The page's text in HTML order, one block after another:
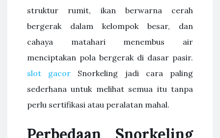
struktur rumit, ikan berwarna cerah
bergerak dalam kelompok besar, dan
cahaya matahari menembus air
menciptakan pola bergerak di dasar pasir.
slot gacor Snorkeling jadi cara paling
sederhana untuk melihat semua itu tanpa
perlu sertifikasi atau peralatan mahal.
Perbedaan Snorkeling